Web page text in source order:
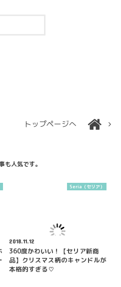
トップページへ
も人気です。
Seria（セリア）
2018.11.12
360度かわいい！【セリア新商
品】クリスマス柄のキャンドルが
本格的すぎる♡